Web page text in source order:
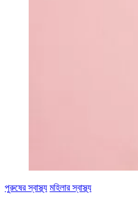
পুরুষের স্বাস্থ্য মহিলার স্বাস্থ্য